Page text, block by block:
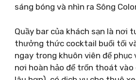
sáng bóng và nhìn ra Sông
Quầy bar của khách sạn là nơi
thưởng thức cocktail buổi tối
ngay trong khuôn viên để phục
nơi hoàn hảo để trốn thoát vào